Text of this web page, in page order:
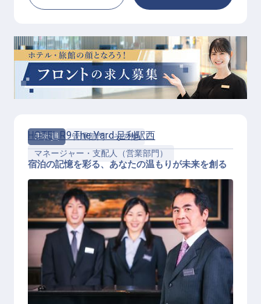
正社員
管理部門・その他
マネージャー・支配人（営業部門）
【HOTEL R9 The Yard 足利駅西】運
HOTEL R9 The Yard 足利駅西
宿泊の記憶を彩る、あなたの温もりが未来を創る